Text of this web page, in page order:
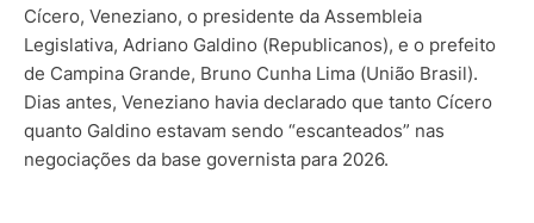
Cícero, Veneziano, o presidente da Assembleia
Legislativa, Adriano Galdino (Republicanos), e o prefeito
de Campina Grande, Bruno Cunha Lima (União Brasil).
Dias antes, Veneziano havia declarado que tanto Cícero
quanto Galdino estavam sendo “escanteados” nas
negociações da base governista para 2026.